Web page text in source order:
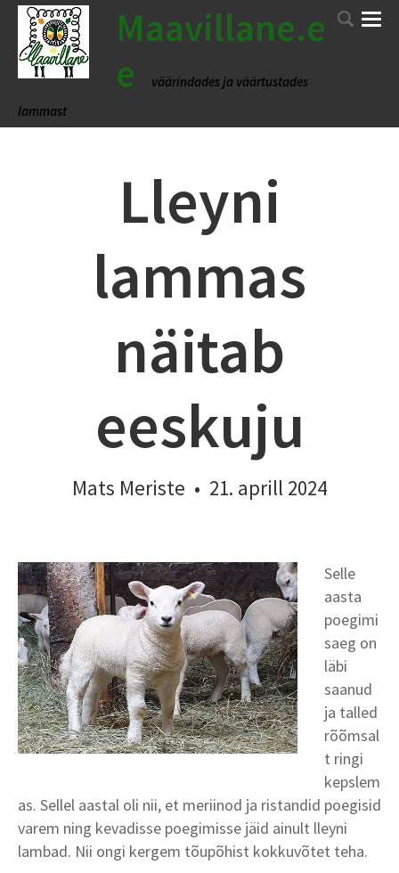
Maavillane.e
e
väärindades ja väärtustades
lammast
Lleyni
lammas
näitab
eeskuju
Mats Meriste • 21. aprill 2024
Selle
aasta
poegimi
saeg on
läbi
saanud
ja talled
rõõmsal
t ringi
kepslem
as. Sellel aastal oli nii, et meriinod ja ristandid poegisid
varem ning kevadisse poegimisse jäid ainult lleyni
lambad. Nii ongi kergem tõupõhist kokkuvõtet teha.